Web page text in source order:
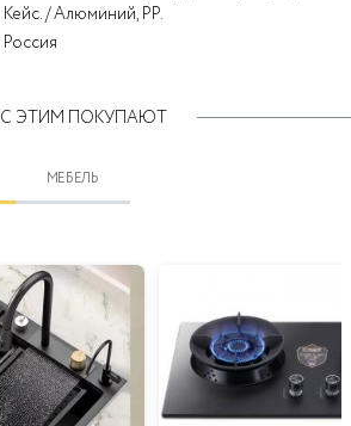
Кейс. / Алюминий, PP.
Россия
С ЭТИМ ПОКУПАЮТ
МЕБЕЛЬ